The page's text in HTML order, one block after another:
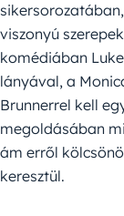
viszonyú
komédiában
lányával, a
Brunnerrel kell
megoldásában
ám erről
keresztül.